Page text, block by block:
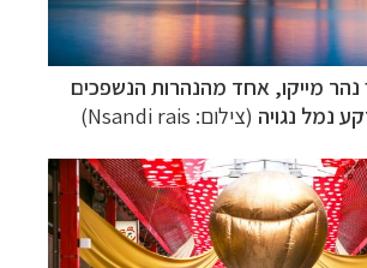
מייקו, אחד מהנהרות הנשפכים
נמל נגויה (צילום: Nsandi rais)